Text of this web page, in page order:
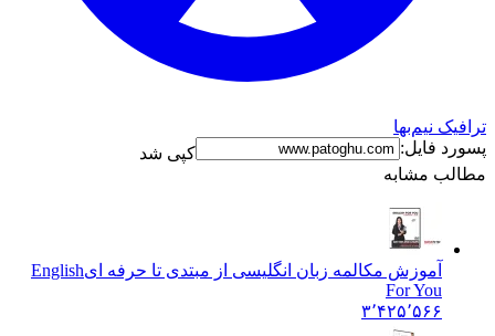
ترافیک نیم‌بها
پسورد فایل:
کپی شد
مطالب مشابه
آموزش مکالمه زبان انگلیسی از مبتدی تا حرفه ایEnglish
For You
۳٬۴۲۵٬۵۶۶